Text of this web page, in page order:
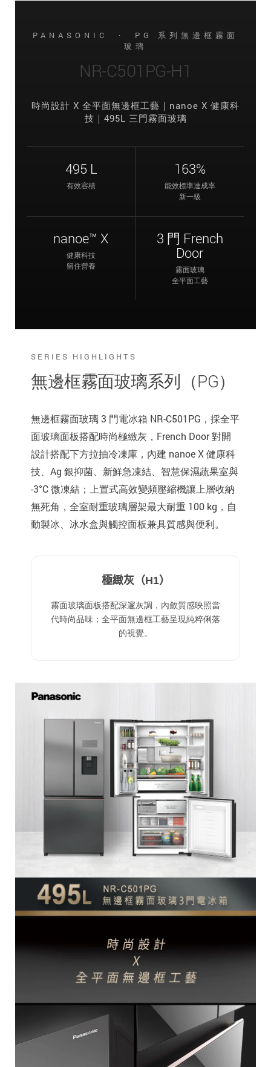
PANASONIC · PG 系列無邊框霧面
玻璃
NR-C501PG-H1
時尚設計 X 全平面無邊框工藝｜nanoe X 健康科
技｜495L 三門霧面玻璃
495 L
有效容積
163%
能效標準達成率
新一級
nanoe™ X
健康科技
留住營養
3 門 French
Door
霧面玻璃
全平面工藝
SERIES HIGHLIGHTS
無邊框霧面玻璃系列（PG）
無邊框霧面玻璃 3 門電冰箱 NR-C501PG，採全平
面玻璃面板搭配時尚極緻灰，French Door 對開
設計搭配下方拉抽冷凍庫，內建 nanoe X 健康科
技、Ag 銀抑菌、新鮮急凍結、智慧保濕蔬果室與
-3°C 微凍結；上置式高效變頻壓縮機讓上層收納
無死角，全室耐重玻璃層架最大耐重 100 kg，自
動製冰、冰水盒與觸控面板兼具質感與便利。
極緻灰（H1）
霧面玻璃面板搭配深邃灰調，內斂質感映照當
代時尚品味；全平面無邊框工藝呈現純粹俐落
的視覺。